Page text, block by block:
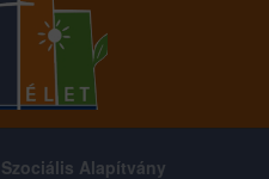
Alapítvány